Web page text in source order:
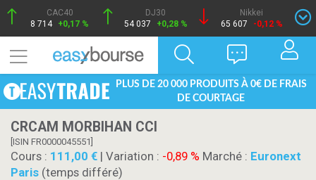
CAC40
8 714 +0,17 %
DJ30
54 037
+0,28 %
Nikkei
65 607
-0,12 %
PLUS DE 20 000 PRODUITS À 0€ DE FRAIS
DE COURTAGE
CRCAM MORBIHAN CCI
[ISIN FR0000045551]
Cours : 111,00 | Variation : -0,89 % Marché : Euronext
Paris (temps différé)